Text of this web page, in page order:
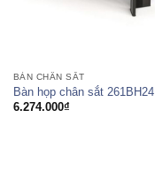
BÀN CHÂN SẮT
Bàn họp chân sắt 261BH24
6.274.000₫